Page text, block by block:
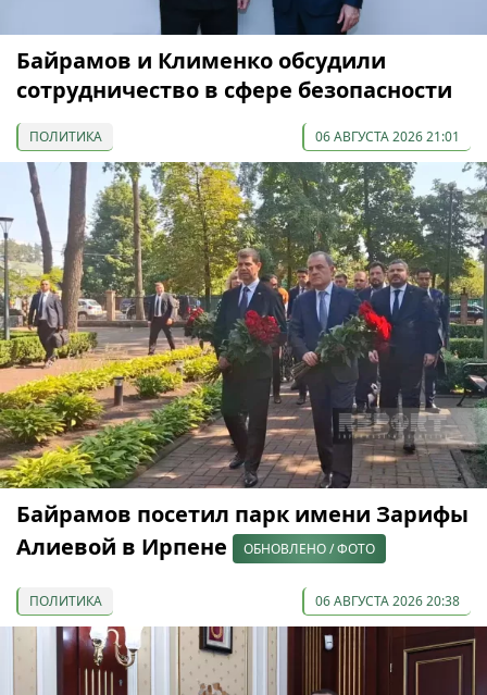
Байрамов и Клименко обсудили
сотрудничество в сфере безопасности
ПОЛИТИКА 06 АВГУСТА 2026 21:01
Байрамов посетил парк имени Зарифы
Алиевой в Ирпене
ОБНОВЛЕНО / ФОТО
ПОЛИТИКА 06 АВГУСТА 2026 20:38